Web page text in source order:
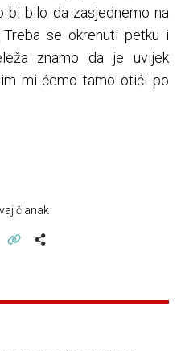
bi bilo da zasjednemo na
se okrenuti petku i
znamo da je uvijek
mi ćemo tamo otići po
članak